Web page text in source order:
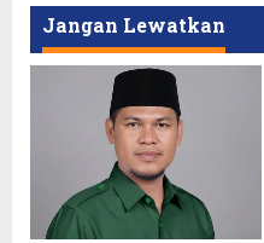
Jangan Lewatkan